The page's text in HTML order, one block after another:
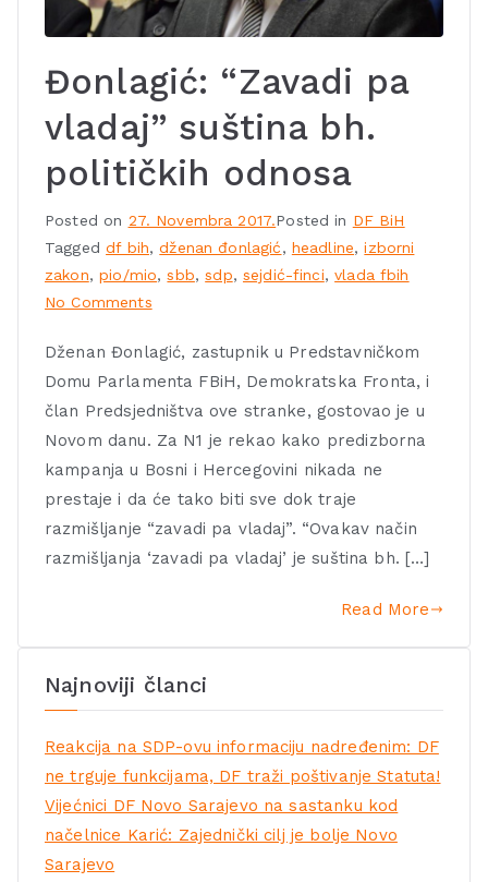
Đonlagić: “Zavadi pa
vladaj” suština bh.
političkih odnosa
Posted on 27. Novembra 2017.Posted in DF BiH
Taggeddf bih,dženan đonlagić, headline,izborni
zakon,pio/mio,sbb,sdp, sejdić-finci,vlada fbih
No Comments
Dženan Đonlagić, zastupnik u Predstavničkom
Domu Parlamenta FBiH, Demokratska Fronta, i
član Predsjedništva ove stranke, gostovao je u
Novom danu. Za N1 je rekao kako predizborna
kampanja u Bosni i Hercegovini nikada ne
prestaje i da će tako biti sve dok traje
razmišljanje “zavadi pa vladaj”. “Ovakav način
razmišljanja ‘zavadi pa vladaj’ je suština bh. […]
Read More
Najnoviji članci
Reakcija na SDP-ovu informaciju nadređenim: DF
ne trguje funkcijama, DF traži poštivanje Statuta!
Vijećnici DF Novo Sarajevo na sastanku kod
načelnice Karić: Zajednički cilj je bolje Novo
Sarajevo